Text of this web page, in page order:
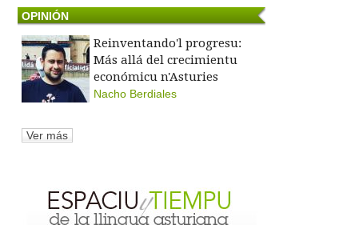
OPINIÓN
Reinventando'l progresu:
Más allá del crecimientu
económicu n'Asturies
Nacho Berdiales
Ver más